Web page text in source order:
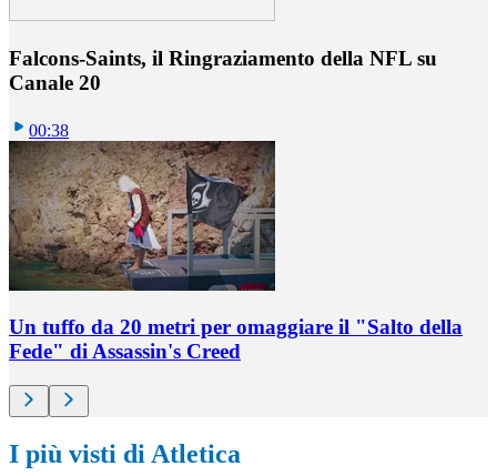
Falcons-Saints, il Ringraziamento della NFL su
Canale 20
00:38
Un tuffo da 20 metri per omaggiare il "Salto della
Fede" di Assassin's Creed
I più visti di Atletica